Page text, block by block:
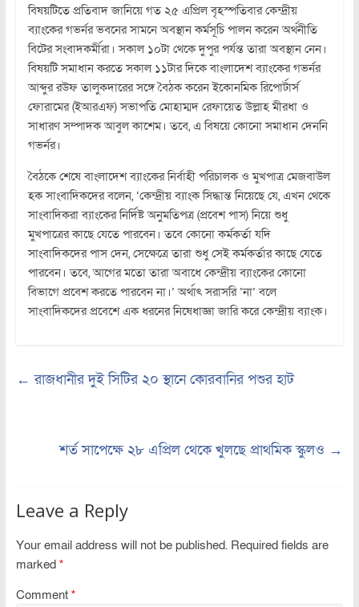
বিষয়টিতে প্রতিবাদ জানিয়ে গত ২৫ এপ্রিল বৃহস্পতিবার কেন্দ্রীয়
ব্যাংকের গভর্নর ভবনের সামনে অবস্থান কর্মসূচি পালন করেন অর্থনীতি
বিটের সংবাদকর্মীরা। সকাল ১০টা থেকে দুপুর পর্যন্ত তারা অবস্থান নেন।
বিষয়টি সমাধান করতে সকাল ১১টার দিকে বাংলাদেশ ব্যাংকের গভর্নর
আব্দুর রউফ তালুকদারের সঙ্গে বৈঠক করেন ইকোনমিক রিপোর্টার্স
ফোরামের (ইআরএফ) সভাপতি মোহাম্মদ রেফায়েত উল্লাহ মীরধা ও
সাধারণ সম্পাদক আবুল কাশেম। তবে, এ বিষয়ে কোনো সমাধান দেননি
গভর্নর।
বৈঠকে শেষে বাংলাদেশ ব্যাংকের নির্বাহী পরিচালক ও মুখপাত্র মেজবাউল
হক সাংবাদিকদের বলেন, ‘কেন্দ্রীয় ব্যাংক সিদ্ধান্ত নিয়েছে যে, এখন থেকে
সাংবাদিকরা ব্যাংকের নির্দিষ্ট অনুমতিপত্র (প্রবেশ পাস) নিয়ে শুধু
মুখপাত্রের কাছে যেতে পারবেন। তবে কোনো কর্মকর্তা যদি
সাংবাদিকদের পাস দেন, সেক্ষেত্রে তারা শুধু সেই কর্মকর্তার কাছে যেতে
পারবেন। তবে, আগের মতো তারা অবাধে কেন্দ্রীয় ব্যাংকের কোনো
বিভাগে প্রবেশ করতে পারবেন না।’ অর্থাৎ সরাসরি ‘না’ বলে
সাংবাদিকদের প্রবেশে এক ধরনের নিষেধাজ্ঞা জারি করে কেন্দ্রীয় ব্যাংক।
← রাজধানীর দুই সিটির ২০ স্থানে কোরবানির পশুর হাট
শর্ত সাপেক্ষে ২৮ এপ্রিল থেকে খুলছে প্রাথমিক স্কুলও →
Leave a Reply
Your email address will not be published. Required fields are
marked *
Comment *